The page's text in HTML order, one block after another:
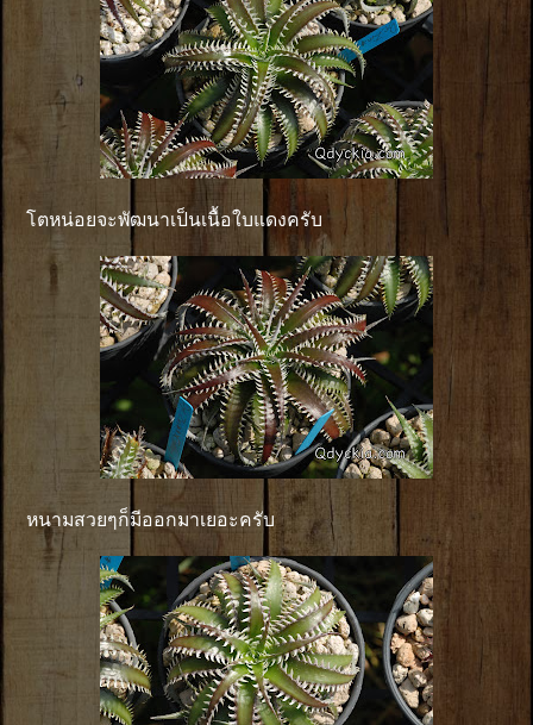
โตหน่อยจะพัฒนาเป็นเนื้อใบแดงครับ
หนามสวยๆก็มีออกมาเยอะครับ